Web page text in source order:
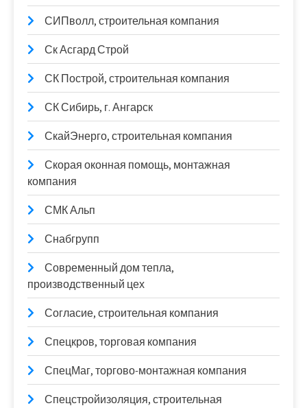
СИПволл, строительная компания
Ск Асгард Строй
СК Построй, строительная компания
СК Сибирь, г. Ангарск
СкайЭнерго, строительная компания
Скорая оконная помощь, монтажная
компания
СМК Альп
Снабгрупп
Современный дом тепла,
производственный цех
Согласие, строительная компания
Спецкров, торговая компания
СпецМаг, торгово-монтажная компания
Спецстройизоляция, строительная